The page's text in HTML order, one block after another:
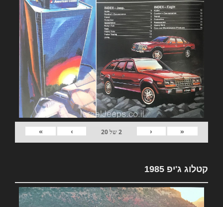
«
‹
2של20
›
»
קטלוג ג'יפ 1985